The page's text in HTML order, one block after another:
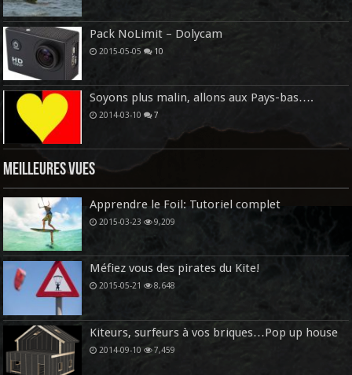
Pack NoLimit – Dolycam
2015-05-05 10
Soyons plus malin, allons aux Pays-bas….
2014-03-10 7
Meilleures vues
Apprendre le Foil: Tutoriel complet
2015-03-23 9,209
Méfiez vous des pirates du Kite!
2015-05-21 8,648
Kiteurs, surfeurs à vos briques…Pop up house
2014-09-10 7,459